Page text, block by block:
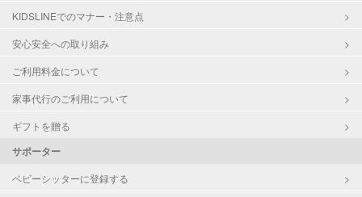
KIDSLINEでのマナー・注意点
安心安全への取り組み
ご利用料金について
家事代行のご利用について
ギフトを贈る
サポーター
ベビーシッターに登録する